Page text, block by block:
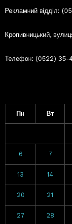
Рекламний відділ:
Кропивницький,
Телефон: (0522) 35-
Пн Вт
6 7
13 14
20 21
27 28